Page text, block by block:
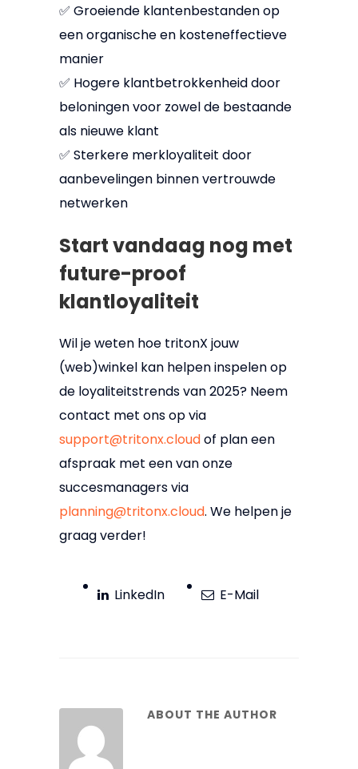
✅ Groeiende klantenbestanden op
een organische en kosteneffectieve
manier
✅ Hogere klantbetrokkenheid door
beloningen voor zowel de bestaande
als nieuwe klant
✅ Sterkere merkloyaliteit door
aanbevelingen binnen vertrouwde
netwerken
Start vandaag nog met
future-proof
klantloyaliteit
Wil je weten hoe tritonX jouw
(web)winkel kan helpen inspelen op
de loyaliteitstrends van 2025? Neem
contact met ons op via
support@tritonx.cloudof plan een
afspraak met een van onze
succesmanagers via
planning@tritonx.cloud. We helpen je
graag verder!
LinkedIn E-Mail
ABOUT THE AUTHOR